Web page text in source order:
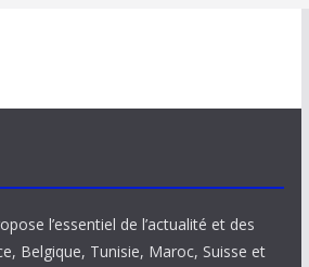
l’essentiel de l’actualité et des
Belgique, Tunisie, Maroc, Suisse et